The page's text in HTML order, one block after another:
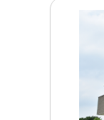
なる
告・
す。 消費税の判断ポイントを把握し、必要に応
じて
繰り